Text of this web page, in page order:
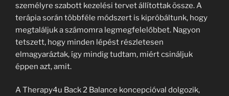
személyre szabott kezelési tervet állítottak össze. A
terápia során többféle módszert is kipróbáltunk, hogy
megtaláljuk a számomra legmegfelelőbbet. Nagyon
tetszett, hogy minden lépést részletesen
elmagyaráztak, így mindig tudtam, miért csináljuk
éppen azt, amit.
A Therapy4u Back 2 Balance koncepcióval dolgozik,